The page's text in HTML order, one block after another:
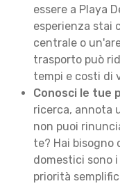
essere a Playa
esperienza stai
centrale o
trasporto può
tempi e costi di
Conosci le tue
ricerca, annota
non puoi
te? Hai bisogno
domestici sono
priorità